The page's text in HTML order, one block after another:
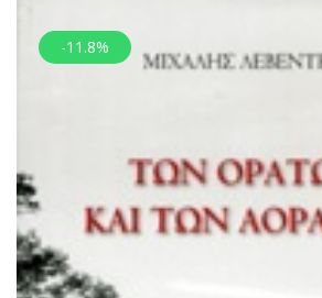
-11.8%